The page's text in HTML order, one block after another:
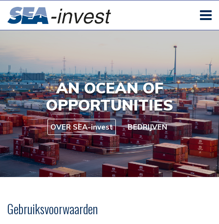
AN OCEAN OF
OPPORTUNITIES
OVER SEA-invest BEDRIJVEN
Gebruiksvoorwaarden